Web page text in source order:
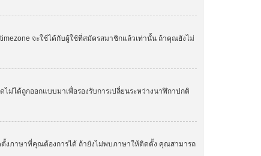
จะใช้ได้กับผู้ใช้ที่สมัครสมาชิกแล้วเท่านั้น ถ้าคุณยังไม่
ไม่ได้ถูกออกแบบมาเพื่อรองรับการเปลี่ยนระหว่างนาฬิกาปกติ
ตั้งภาษาที่คุณต้องการได้ ถ้ายังไม่พบภาษาให้ติดตั้ง คุณสามารถ